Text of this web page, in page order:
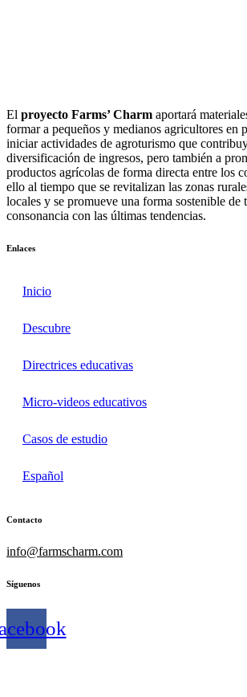
El proyecto Farms’ Charm aportará
formar a pequeños y medianos agricultores en
iniciar actividades de agroturismo que
diversificación de ingresos, pero también a
productos agrícolas de forma directa entre los
ello al tiempo que se revitalizan las zonas
locales y se promueve una forma sostenible de
consonancia con las últimas tendencias.
Enlaces
Inicio
Descubre
Directrices educativas
Micro-videos educativos
Casos de estudio
Español
Contacto
info@farmscharm.com
Síguenos